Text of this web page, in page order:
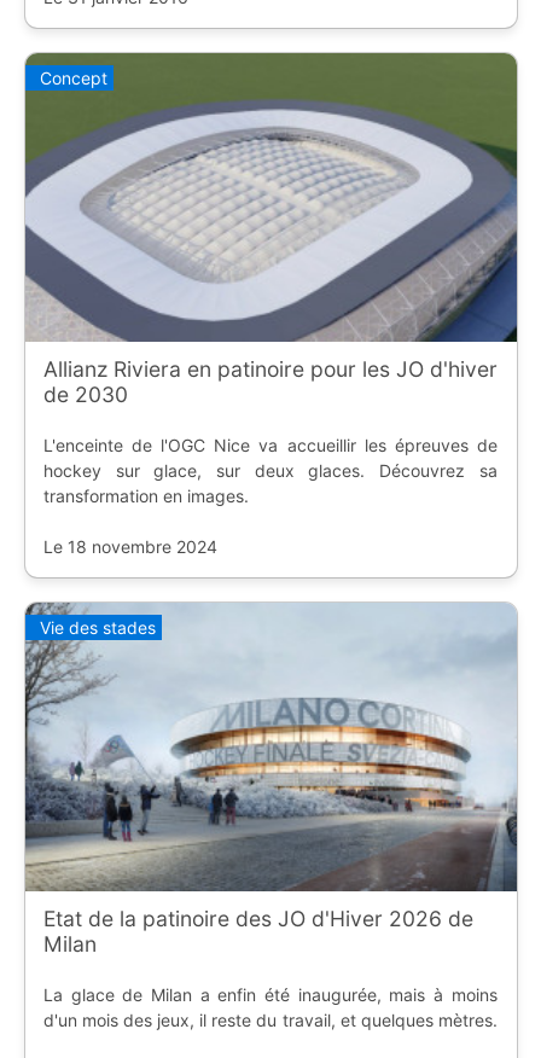
Concept
Allianz Riviera en patinoire pour les JO d'hiver
de 2030
L'enceinte de l'OGC Nice va accueillir les épreuves de
hockey sur glace, sur deux glaces. Découvrez sa
transformation en images.
Le 18 novembre 2024
Vie des stades
Etat de la patinoire des JO d'Hiver 2026 de
Milan
La glace de Milan a enfin été inaugurée, mais à moins
d'un mois des jeux, il reste du travail, et quelques mètres.